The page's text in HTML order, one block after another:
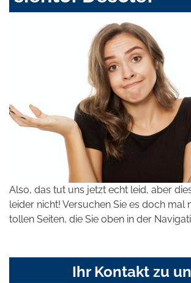
Also, das tut uns jetzt echt leid, aber
leider nicht! Versuchen Sie es doch mal
tollen Seiten, die Sie oben in der
Ihr Kontakt zu